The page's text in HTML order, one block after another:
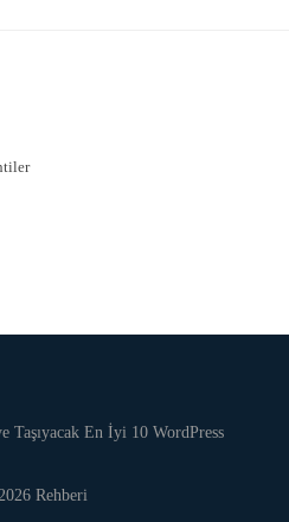
Taşıyacak En İyi 10 WordPress
Rehberi